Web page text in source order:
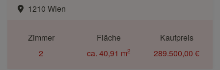
1210 Wien
Zimmer
2
Fläche
ca. 40,91 m2
Kaufpreis
289.500,00 €